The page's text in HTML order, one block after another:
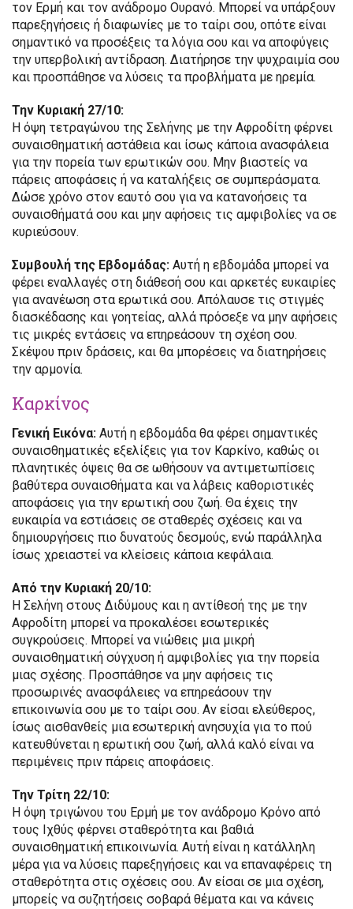
τον Ερμή και τον ανάδρομο Ουρανό. Μπορεί να υπάρξουν
παρεξηγήσεις ή διαφωνίες με το ταίρι σου, οπότε είναι
σημαντικό να προσέξεις τα λόγια σου και να αποφύγεις
την υπερβολική αντίδραση. Διατήρησε την ψυχραιμία σου
και προσπάθησε να λύσεις τα προβλήματα με ηρεμία.
Την Κυριακή 27/10:
Η όψη τετραγώνου της Σελήνης με την Αφροδίτη φέρνει
συναισθηματική αστάθεια και ίσως κάποια ανασφάλεια
για την πορεία των ερωτικών σου. Μην βιαστείς να
πάρεις αποφάσεις ή να καταλήξεις σε συμπεράσματα.
Δώσε χρόνο στον εαυτό σου για να κατανοήσεις τα
συναισθήματά σου και μην αφήσεις τις αμφιβολίες να σε
κυριεύσουν.
Συμβουλή της Εβδομάδας: Αυτή η εβδομάδα μπορεί να
φέρει εναλλαγές στη διάθεσή σου και αρκετές ευκαιρίες
για ανανέωση στα ερωτικά σου. Απόλαυσε τις στιγμές
διασκέδασης και γοητείας, αλλά πρόσεξε να μην αφήσεις
τις μικρές εντάσεις να επηρεάσουν τη σχέση σου.
Σκέψου πριν δράσεις, και θα μπορέσεις να διατηρήσεις
την αρμονία.
Καρκίνος
Γενική Εικόνα: Αυτή η εβδομάδα θα φέρει σημαντικές
συναισθηματικές εξελίξεις για τον Καρκίνο, καθώς οι
πλανητικές όψεις θα σε ωθήσουν να αντιμετωπίσεις
βαθύτερα συναισθήματα και να λάβεις καθοριστικές
αποφάσεις για την ερωτική σου ζωή. Θα έχεις την
ευκαιρία να εστιάσεις σε σταθερές σχέσεις και να
δημιουργήσεις πιο δυνατούς δεσμούς, ενώ παράλληλα
ίσως χρειαστεί να κλείσεις κάποια κεφάλαια.
Από την Κυριακή 20/10:
Η Σελήνη στους Διδύμους και η αντίθεσή της με την
Αφροδίτη μπορεί να προκαλέσει εσωτερικές
συγκρούσεις. Μπορεί να νιώθεις μια μικρή
συναισθηματική σύγχυση ή αμφιβολίες για την πορεία
μιας σχέσης. Προσπάθησε να μην αφήσεις τις
προσωρινές ανασφάλειες να επηρεάσουν την
επικοινωνία σου με το ταίρι σου. Αν είσαι ελεύθερος,
ίσως αισθανθείς μια εσωτερική ανησυχία για το πού
κατευθύνεται η ερωτική σου ζωή, αλλά καλό είναι να
περιμένεις πριν πάρεις αποφάσεις.
Την Τρίτη 22/10:
Η όψη τριγώνου του Ερμή με τον ανάδρομο Κρόνο από
τους Ιχθύς φέρνει σταθερότητα και βαθιά
συναισθηματική επικοινωνία. Αυτή είναι η κατάλληλη
μέρα για να λύσεις παρεξηγήσεις και να επαναφέρεις τη
σταθερότητα στις σχέσεις σου. Αν είσαι σε μια σχέση,
μπορείς να συζητήσεις σοβαρά θέματα και να κάνεις